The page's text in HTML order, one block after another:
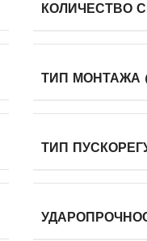
КОЛИЧЕСТВО
ТИП МОНТАЖА
ТИП